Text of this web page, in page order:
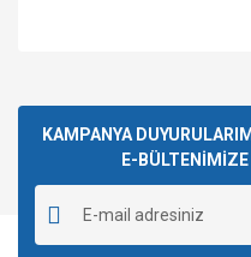
KAMPANYA
E-